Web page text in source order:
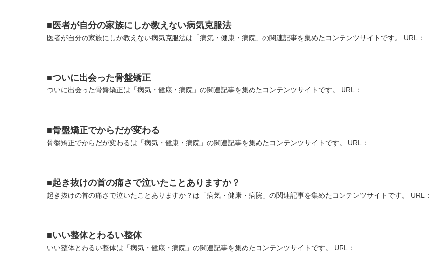
■医者が自分の家族にしか教えない病気克服法
医者が自分の家族にしか教えない病気克服法は「病気・健康・病院」の関連記事を集めたコンテンツサイトです。 URL：
■ついに出会った骨盤矯正
ついに出会った骨盤矯正は「病気・健康・病院」の関連記事を集めたコンテンツサイトです。 URL：
■骨盤矯正でからだが変わる
骨盤矯正でからだが変わるは「病気・健康・病院」の関連記事を集めたコンテンツサイトです。 URL：
■起き抜けの首の痛さで泣いたことありますか？
起き抜けの首の痛さで泣いたことありますか？は「病気・健康・病院」の関連記事を集めたコンテンツサイトです。 URL：
■いい整体とわるい整体
いい整体とわるい整体は「病気・健康・病院」の関連記事を集めたコンテンツサイトです。 URL：